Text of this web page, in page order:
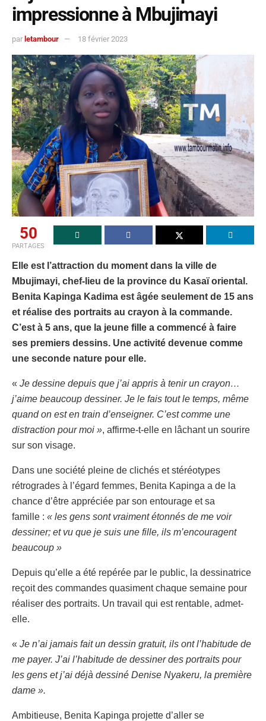
impressionne à Mbujimayi
par letambour 18 février 2023
50
PARTAGES
Elle est l’attraction du moment dans la ville de
Mbujimayi, chef-lieu de la province du Kasaï oriental.
Benita Kapinga Kadima est âgée seulement de 15 ans
et réalise des portraits au crayon à la commande.
C’est à 5 ans, que la jeune fille a commencé à faire
ses premiers dessins. Une activité devenue comme
une seconde nature pour elle.
« Je dessine depuis que j’ai appris à tenir un crayon…
j’aime beaucoup dessiner. Je le fais tout le temps, même
quand on est en train d’enseigner. C’est comme une
distraction pour moi », affirme-t-elle en lâchant un sourire
sur son visage.
Dans une société pleine de clichés et stéréotypes
rétrogrades à l’égard femmes, Benita Kapinga a de la
chance d’être appréciée par son entourage et sa
famille : « les gens sont vraiment étonnés de me voir
dessiner; et vu que je suis une fille, ils m’encouragent
beaucoup »
Depuis qu’elle a été repérée par le public, la dessinatrice
reçoit des commandes quasiment chaque semaine pour
réaliser des portraits. Un travail qui est rentable, admet-
elle.
« Je n’ai jamais fait un dessin gratuit, ils ont l’habitude de
me payer. J’ai l’habitude de dessiner des portraits pour
les gens et j’ai déjà dessiné Denise Nyakeru, la première
dame ».
Ambitieuse, Benita Kapinga projette d’aller se